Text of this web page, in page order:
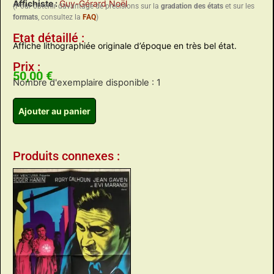
Affichiste :Guy-Gérard Noël
(Pour obtenir davantage de précisions sur la gradation des états et sur les
formats, consultez la FAQ)
Etat détaillé :
Affiche lithographiée originale d’époque en très bel état.
Prix :
50,00 €
Nombre d'exemplaire disponible : 1
Ajouter au panier
Produits connexes :